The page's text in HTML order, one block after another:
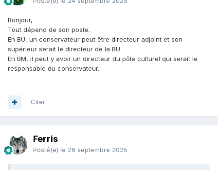
Bonjour,
Tout dépend de son poste.
En BU, un conservateur peut être directeur adjoint et son
supérieur serait le directeur de la BU.
En BM, il peut y avoir un directeur du pôle culturel qui serait le
responsable du conservateur.
Citer
Ferris
Posté(e) le 26 septembre 2025